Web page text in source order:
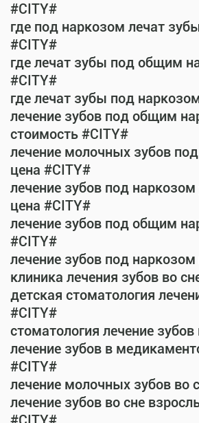
#CITY#
где под наркозом лечат
#CITY#
где лечат зубы под общим
#CITY#
где лечат зубы под
лечение зубов под общим
стоимость #CITY#
лечение молочных зубов
цена #CITY#
лечение зубов под
цена #CITY#
лечение зубов под общим
#CITY#
лечение зубов под
клиника лечения зубов во
детская стоматология
#CITY#
стоматология лечение
лечение зубов в
#CITY#
лечение молочных зубов во
лечение зубов во сне